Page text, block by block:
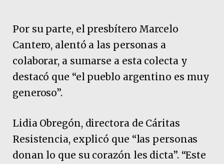
Por su parte, el presbítero Marcelo
Cantero, alentó a las personas a
colaborar, a sumarse a esta colecta y
destacó que “el pueblo argentino es muy
generoso”.
Lidia Obregón, directora de Cáritas
Resistencia, explicó que “las personas
donan lo que su corazón les dicta”. “Este